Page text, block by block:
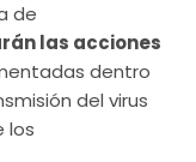
de
las acciones
dentro
del virus
los